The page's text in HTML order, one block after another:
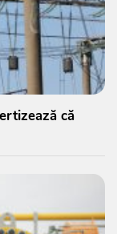
că